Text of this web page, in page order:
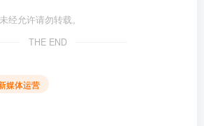
经允许请勿转载。
THE END
媒体运营